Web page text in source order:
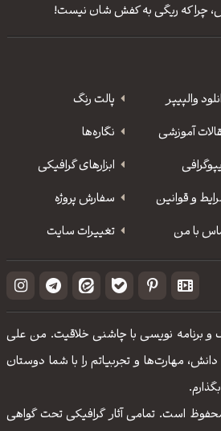
چرا که ریگی به کفش شان نیست!
والپیپر
پالت رنگ
آموزشی
نگاره‌ها
ابزارهای گرافیکی
و قوانین
سفارش پروژه
با من تغییرات سایت
و برنامه نویسی با چاشنی خلاقیت. من علی
مهارت‌‌ها و تجربیاتم را با شما دوستان
است. تمامی آثار گرافیکی تحت گواهی